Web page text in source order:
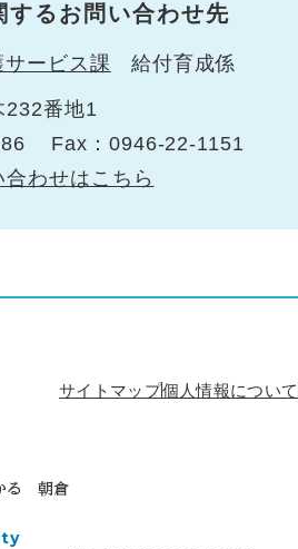
するお問い合わせ先
サービス課 給付育成係
232番地1
Fax：0946-22-1151
わせはこちら
サイトマップ個人情報について